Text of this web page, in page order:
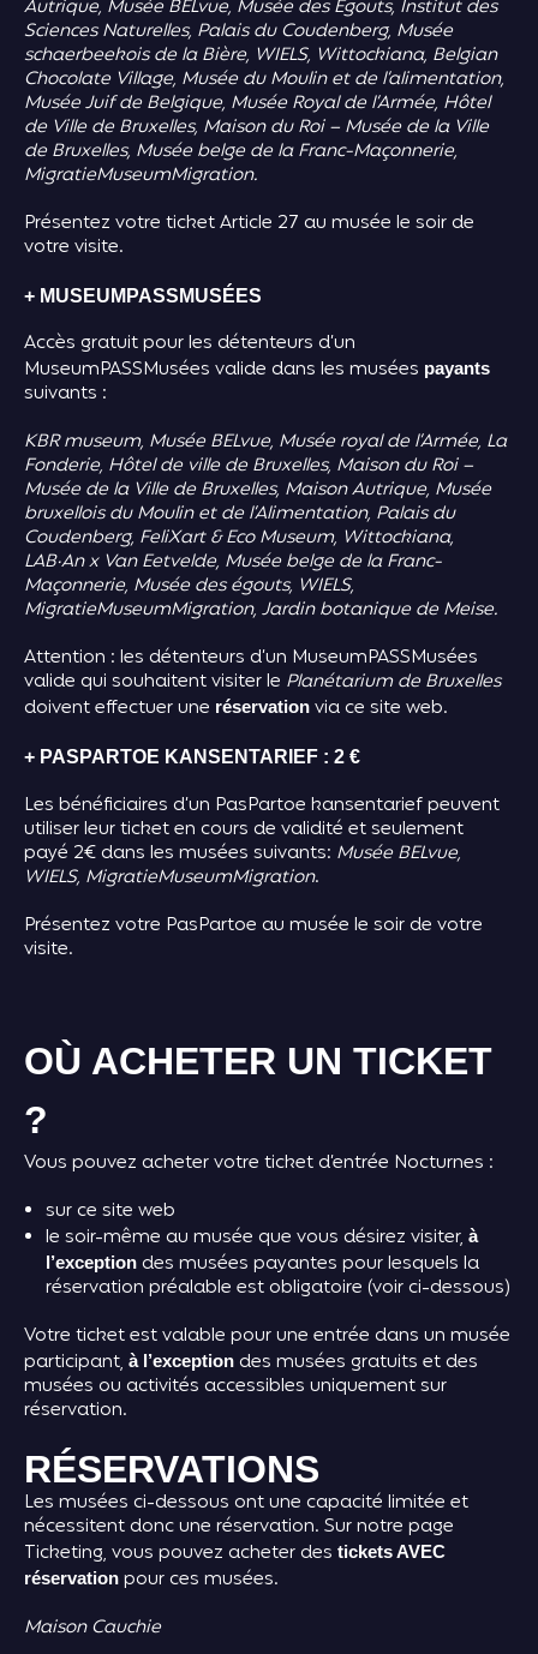
Autrique, Musée BELvue, Musée des Egouts, Institut des
Sciences Naturelles, Palais du Coudenberg, Musée
schaerbeekois de la Bière, WIELS, Wittockiana, Belgian
Chocolate Village, Musée du Moulin et de l’alimentation,
Musée Juif de Belgique, Musée Royal de l’Armée, Hôtel
de Ville de Bruxelles, Maison du Roi – Musée de la Ville
de Bruxelles, Musée belge de la Franc-Maçonnerie,
MigratieMuseumMigration.
Présentez votre ticket Article 27 au musée le soir de
votre visite.
+ MUSEUMPASSMUSÉES
Accès gratuit pour les détenteurs d’un
MuseumPASSMusées valide dans les musées payants
suivants :
KBR museum, Musée BELvue, Musée royal de l’Armée, La
Fonderie, Hôtel de ville de Bruxelles, Maison du Roi –
Musée de la Ville de Bruxelles, Maison Autrique, Musée
bruxellois du Moulin et de l’Alimentation, Palais du
Coudenberg, FeliXart & Eco Museum, Wittockiana,
LAB·An x Van Eetvelde, Musée belge de la Franc-
Maçonnerie, Musée des égouts, WIELS,
MigratieMuseumMigration, Jardin botanique de Meise.
Attention : les détenteurs d’un MuseumPASSMusées
valide qui souhaitent visiter le Planétarium de Bruxelles
doivent effectuer une réservation via ce site web.
+ PASPARTOE KANSENTARIEF : 2 €
Les bénéficiaires d’un PasPartoe kansentarief peuvent
utiliser leur ticket en cours de validité et seulement
payé 2€ dans les musées suivants: Musée BELvue,
WIELS, MigratieMuseumMigration.
Présentez votre PasPartoe au musée le soir de votre
visite.
OÙ ACHETER UN TICKET
?
Vous pouvez acheter votre ticket d’entrée Nocturnes :
sur ce site web
le soir-même au musée que vous désirez visiter, à
l’exception des musées payantes pour lesquels la
réservation préalable est obligatoire (voir ci-dessous)
Votre ticket est valable pour une entrée dans un musée
participant, à l’exception des musées gratuits et des
musées ou activités accessibles uniquement sur
réservation.
RÉSERVATIONS
Les musées ci-dessous ont une capacité limitée et
nécessitent donc une réservation. Sur notre page
Ticketing, vous pouvez acheter des tickets AVEC
réservation pour ces musées.
Maison Cauchie